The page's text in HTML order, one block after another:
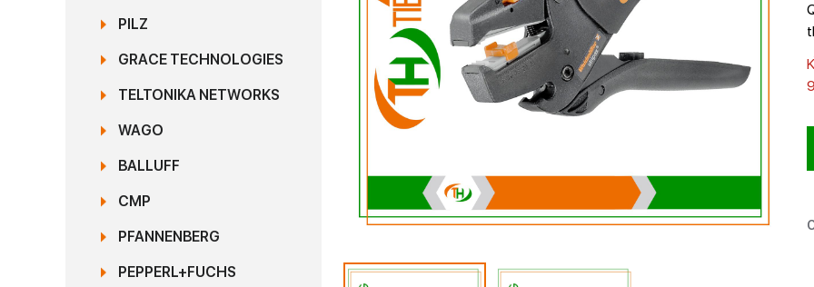
PILZ
GRACE TECHNOLOGIES
TELTONIKA NETWORKS
WAGO
BALLUFF
CMP
PFANNENBERG
PEPPERL+FUCHS